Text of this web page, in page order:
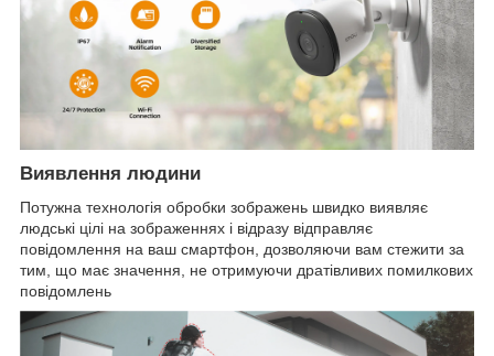
Виявлення людини
Потужна технологія обробки зображень швидко виявляє
людські цілі на зображеннях і відразу відправляє
повідомлення на ваш смартфон, дозволяючи вам стежити за
тим, що має значення, не отримуючи дратівливих помилкових
повідомлень